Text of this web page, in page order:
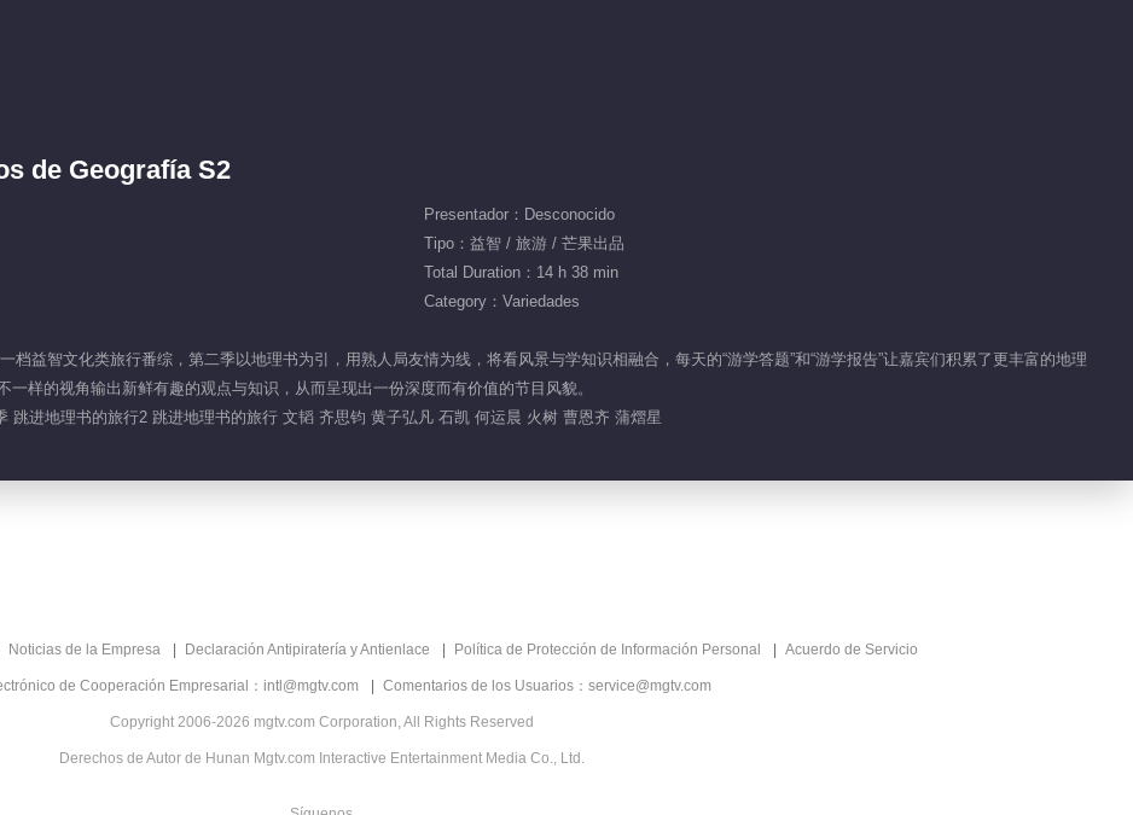
de Geografía S2
Presentador：Desconocido
Tipo：益智 / 旅游 / 芒果出品
Total Duration：14 h 38 min
Category：Variedades
档益智文化类旅行番综，第二季以地理书为引，用熟人局友情为线，将看风景与学知识相融合，每天的“游学答题”和“游学报告”让嘉宾们积累了更丰富的地理
一样的视角输出新鲜有趣的观点与知识，从而呈现出一份深度而有价值的节目风貌。
跳进地理书的旅行2 跳进地理书的旅行 文韬 齐思钧 黄子弘凡 石凯 何运晨 火树 曹恩齐 蒲熠星
Noticias de la Empresa Declaración Antipiratería y Antienlace Política de Protección de Información Personal Acuerdo de Servicio
de Cooperación Empresarial：intl@mgtv.com Comentarios de los Usuarios：service@mgtv.com
Copyright 2006-2026 mgtv.com Corporation, All Rights Reserved
Derechos de Autor de Hunan Mgtv.com Interactive Entertainment Media Co., Ltd.